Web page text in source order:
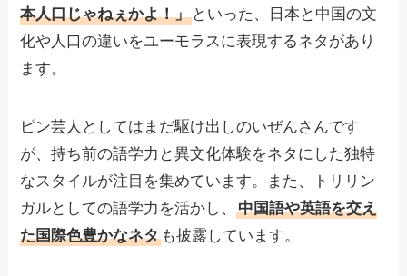
本人口じゃねぇかよ！」 といった、日本と中国の文
化や人口の違いをユーモラスに表現するネタがあり
ます。
ピン芸人としてはまだ駆け出しのいぜんさんです
が、持ち前の語学力と異文化体験をネタにした独特
なスタイルが注目を集めています。また、トリリン
ガルとしての語学力を活かし、中国語や英語を交え
た国際色豊かなネタ も披露しています。